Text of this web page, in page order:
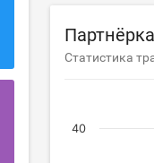
Статистика
40